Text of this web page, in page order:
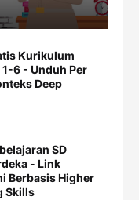
Kurikulum
6 - Unduh Per
Deep
SD
- Link
Berbasis Higher
Skills